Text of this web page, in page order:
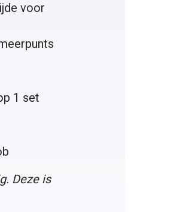
voor
1 set
Deze is